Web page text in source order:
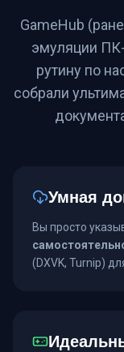
GameHub
эмуляции
рутину по
собрали
Умная
Вы просто
(DXVK, Turnip)